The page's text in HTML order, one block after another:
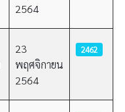
2564
23
พฤศจิกายน
2564
2462